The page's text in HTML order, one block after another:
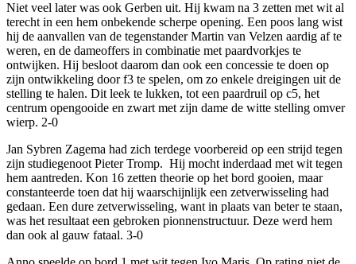
Niet veel later was ook Gerben uit. Hij kwam na 3 zetten met wit al
terecht in een hem onbekende scherpe opening. Een poos lang wist
hij de aanvallen van de tegenstander Martin van Velzen aardig af te
weren, en de dameoffers in combinatie met paardvorkjes te
ontwijken. Hij besloot daarom dan ook een concessie te doen op
zijn ontwikkeling door f3 te spelen, om zo enkele dreigingen uit de
stelling te halen. Dit leek te lukken, tot een paardruil op c5, het
centrum opengooide en zwart met zijn dame de witte stelling omver
wierp. 2-0
Jan Sybren Zagema had zich terdege voorbereid op een strijd tegen
zijn studiegenoot Pieter Tromp. Hij mocht inderdaad met wit tegen
hem aantreden. Kon 16 zetten theorie op het bord gooien, maar
constanteerde toen dat hij waarschijnlijk een zetverwisseling had
gedaan. Een dure zetverwisseling, want in plaats van beter te staan,
was het resultaat een gebroken pionnenstructuur. Deze werd hem
dan ook al gauw fataal. 3-0